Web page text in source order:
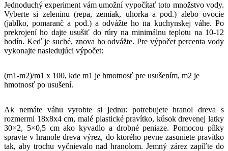
Jednoduchý experiment vám umožní vypočítať toto množstvo vody.
Vyberte si zeleninu (repa, zemiak, uhorka a pod.) alebo ovocie
(jablko, pomaranč a pod.) a odvážte ho na kuchynskej váhe. Po
prekrojení ho dajte usušiť do rúry na minimálnu teplotu na 10-12
hodín. Keď je suché, znova ho odvážte. Pre výpočet percenta vody
vykonajte nasledujúci výpočet:
(m1-m2)/m1 x 100, kde m1 je hmotnosť pre usušením, m2 je
hmotnosť po usušení.
Ak nemáte váhu vyrobte si jednu: potrebujete hranol dreva s
rozmermi 18x8x4 cm, malé plastické pravítko, kúsok drevenej latky
30×2, 5×0,5 cm ako kyvadlo a drobné peniaze. Pomocou pílky
spravte v hranole dreva výrez, do ktorého pevne zasuniete pravítko
tak, aby trochu vyčnievalo nad hranolom. Jemný zárez zapíľte do